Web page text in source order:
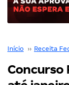
Início ›› Receita
Concurso